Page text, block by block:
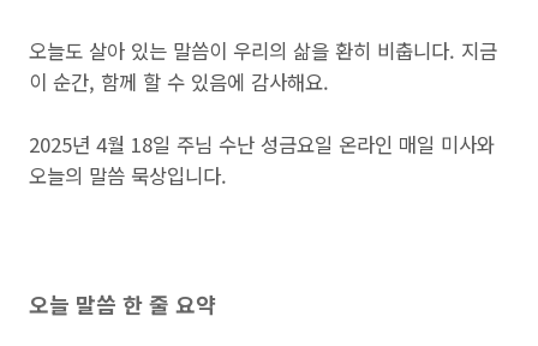
오늘도 살아 있는 말씀이 우리의 삶을 환히 비춥니다. 지금
이 순간, 함께 할 수 있음에 감사해요.
2025년 4월 18일 주님 수난 성금요일 온라인 매일 미사와
오늘의 말씀 묵상입니다.
오늘 말씀 한 줄 요약